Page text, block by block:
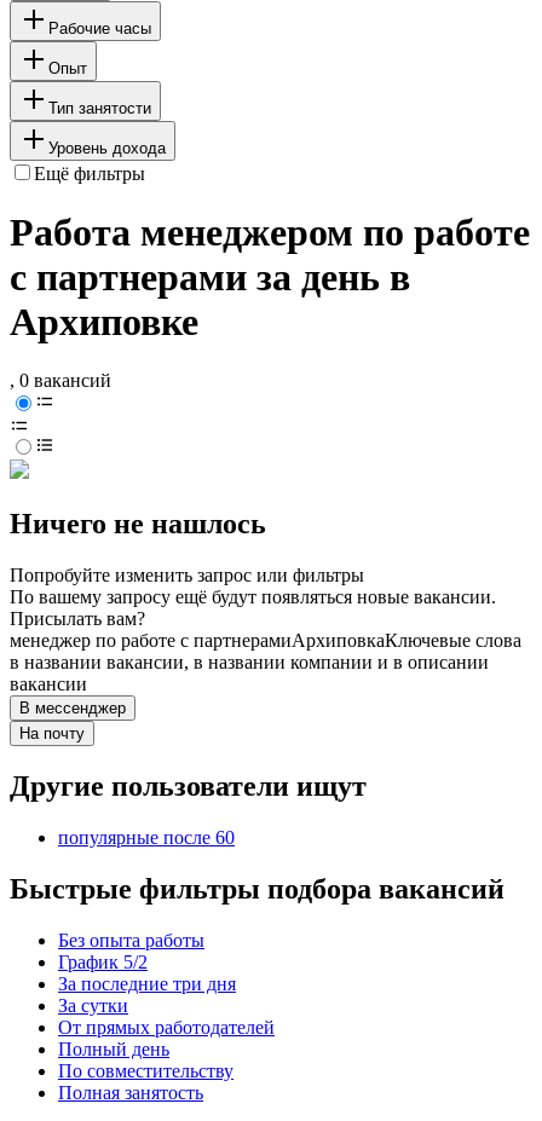
Рабочие часы
Опыт
Тип занятости
Уровень дохода
Ещё фильтры
Работа менеджером по работе
с партнерами за день в
Архиповке
, 0 вакансий
Ничего не нашлось
Попробуйте изменить запрос или фильтры
По вашему запросу ещё будут появляться новые вакансии.
Присылать вам?
менеджер по работе с партнерамиАрхиповкаКлючевые слова
в названии вакансии, в названии компании и в описании
вакансии
В мессенджер
На почту
Другие пользователи ищут
популярные после 60
Быстрые фильтры подбора вакансий
Без опыта работы
График 5/2
За последние три дня
За сутки
От прямых работодателей
Полный день
По совместительству
Полная занятость